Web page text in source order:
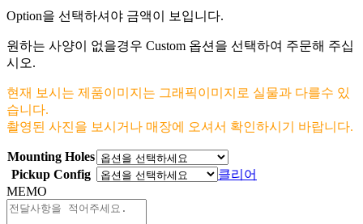
Option을 선택하셔야 금액이 보입니다.
원하는 사양이 없을경우 Custom 옵션을 선택하여 주문해 주십
시오.
현재 보시는 제품이미지는 그래픽이미지로 실물과 다를수 있
습니다.
촬영된 사진을 보시거나 매장에 오셔서 확인하시기 바랍니다.
Mounting Holes
Pickup Config
클리어
MEMO